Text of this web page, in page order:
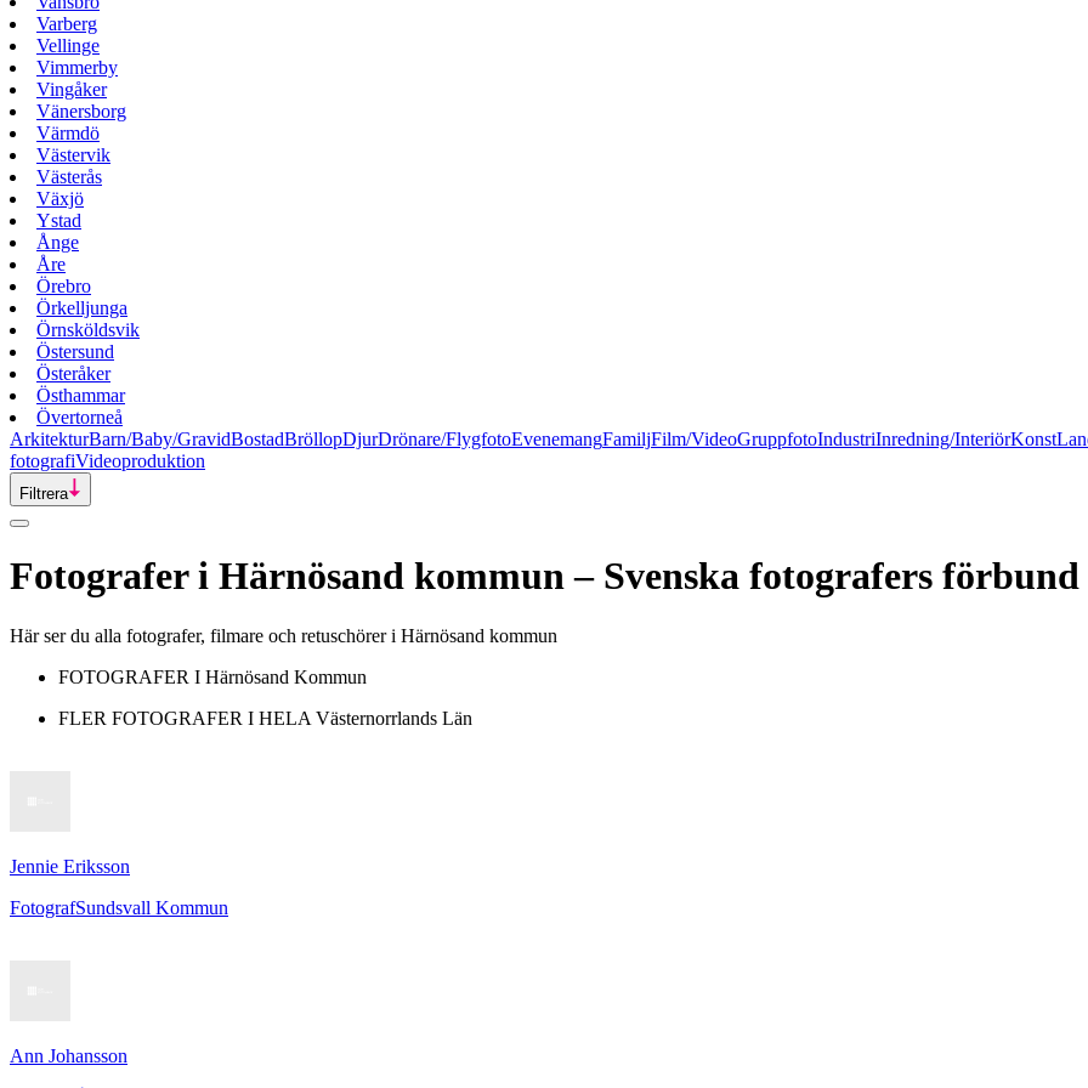
Varberg
Vellinge
Vimmerby
Vingåker
Vänersborg
Värmdö
Västervik
Västerås
Växjö
Ystad
Ånge
Åre
Örebro
Örkelljunga
Örnsköldsvik
Östersund
Österåker
Östhammar
Övertorneå
ArkitekturBarn/Baby/GravidBostadBröllopDjurDrönare/FlygfotoEvenemangFamiljFilm/VideoGruppfotoIndustriInredning/InteriörKonst
fotografiVideoproduktion
Filtrera
Fotograferi Härnösand kommun– Svenska fotografers förbund
Här ser du alla fotografer, filmare och retuschörer i Härnösand kommun
FOTOGRAFER I Härnösand Kommun
FLER FOTOGRAFER I HELA Västernorrlands Län
Jennie Eriksson
FotografSundsvall Kommun
Ann Johansson